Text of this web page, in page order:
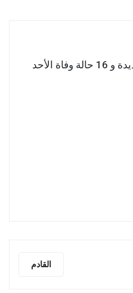
كورونا لبنان : 4443 إصابة جديدة و 16 حالة وفاة الأحد
القادم